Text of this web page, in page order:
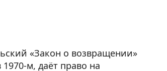
«Закон о возвращении»